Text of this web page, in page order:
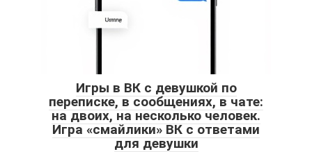
Игры в ВК с девушкой по
переписке, в сообщениях, в чате:
на двоих, на несколько человек.
Игра «смайлики» ВК с ответами
для девушки